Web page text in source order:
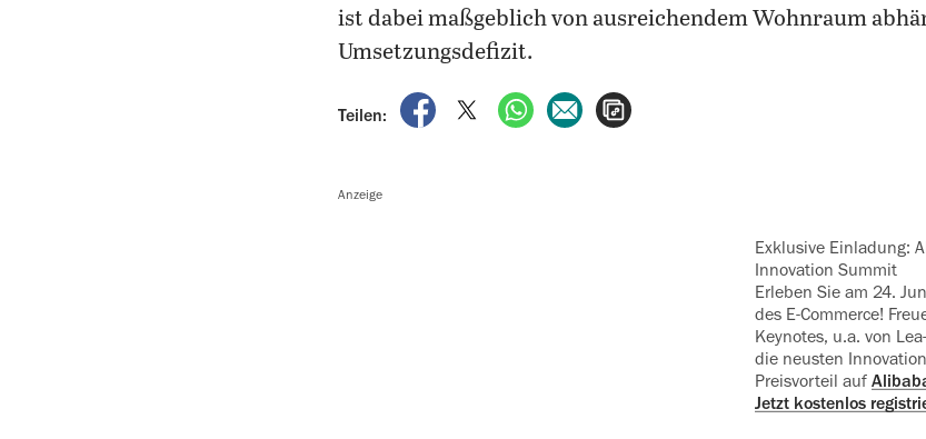
ist dabei maßgeblich von ausreichendem Wohnraum
Umsetzungsdefizit.
Teilen:
auf Facebook teilen
auf X teilenper WhatsApp teilen
per E-Mail teilen
Anzeige
Exklusive Einladung:
Innovation Summit
Erleben Sie am 24.
des E-Commerce!
Keynotes, u.a. von
die neusten
Preisvorteil auf
Jetzt kostenlos